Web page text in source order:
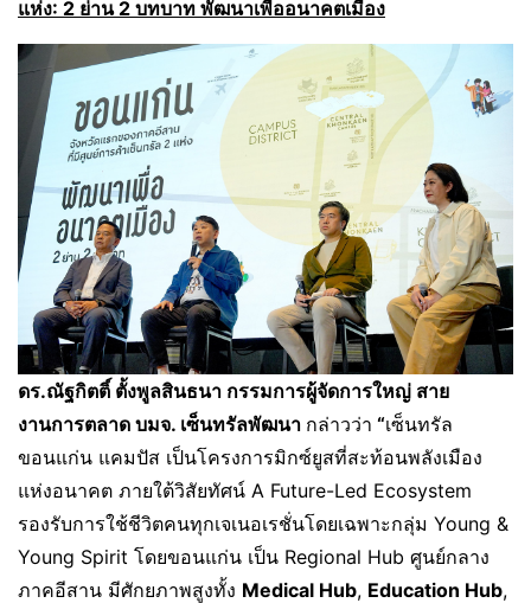
แห่ง: 2 ย่าน 2 บทบาท พัฒนาเพื่ออนาคตเมือง
ดร.ณัฐกิตติ์ ตั้งพูลสินธนา กรรมการผู้จัดการใหญ่ สาย
งานการตลาด บมจ. เซ็นทรัลพัฒนา กล่าวว่า “เซ็นทรัล
ขอนแก่น แคมปัส เป็นโครงการมิกซ์ยูสที่สะท้อนพลังเมือง
แห่งอนาคต ภายใต้วิสัยทัศน์ A Future-Led Ecosystem
รองรับการใช้ชีวิตคนทุกเจเนอเรชั่นโดยเฉพาะกลุ่ม Young &
Young Spirit โดยขอนแก่น เป็น Regional Hub ศูนย์กลาง
ภาคอีสาน มีศักยภาพสูงทั้ง Medical Hub, Education Hub,